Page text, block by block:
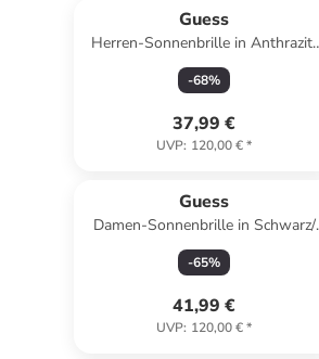
Guess
Herren-Sonnenbrille in Anthrazit/
Dunkelblau
-68%
37,99 €
UVP: 120,00 €*
Guess
Damen-Sonnenbrille in Schwarz/
Grau
-65%
41,99 €
UVP: 120,00 €*